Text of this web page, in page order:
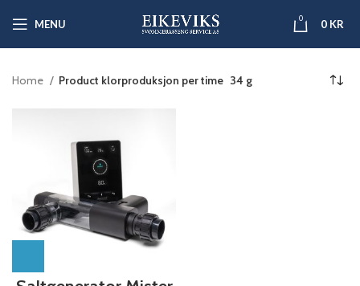
MENU 0 0 KR
Home Product klorproduksjon per time 34 g